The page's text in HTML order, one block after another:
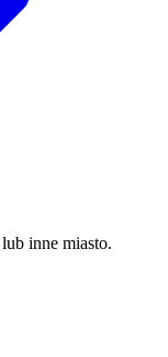
inne miasto.